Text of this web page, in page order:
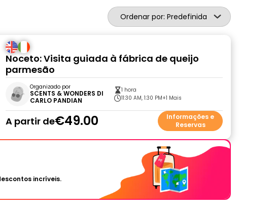
Ordenar por: Predefinida
Noceto: Visita guiada à fábrica de queijo
parmesão
Organizado por
SCENTS & WONDERS DI
CARLO PANDIAN
1 hora
11:30 AM, 1:30 PM+1 Mais
A partir de€49.00
Informações e
Reservas
incríveis.